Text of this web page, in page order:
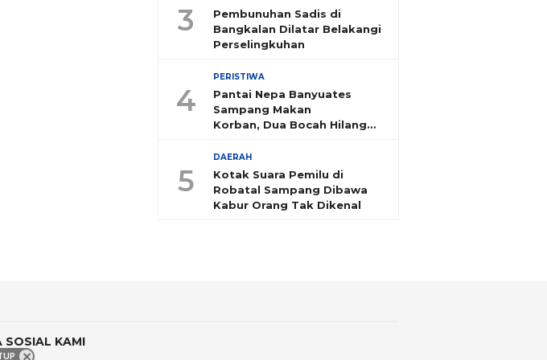
3
Pembunuhan Sadis di
Bangkalan Dilatar Belakangi
Perselingkuhan
4
PERISTIWA
Pantai Nepa Banyuates
Sampang Makan
Korban, Dua Bocah Hilang
5
DAERAH
Kotak Suara Pemilu di
Robatal Sampang Dibawa
Kabur Orang Tak Dikenal
SOSIAL KAMI